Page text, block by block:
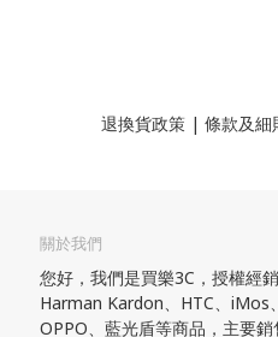
退換貨政策 | 條款及
關於我們
您好，我們是買樂3C，授權經
Harman Kardon、HTC、iMos
OPPO、藍光盾等商品，主要